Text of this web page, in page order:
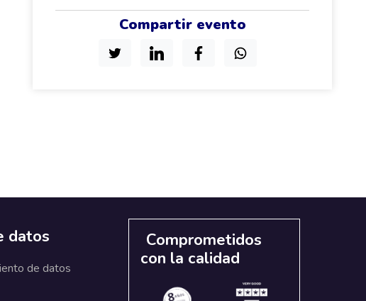
Compartir evento
datos
de datos
Comprometidos
con la calidad